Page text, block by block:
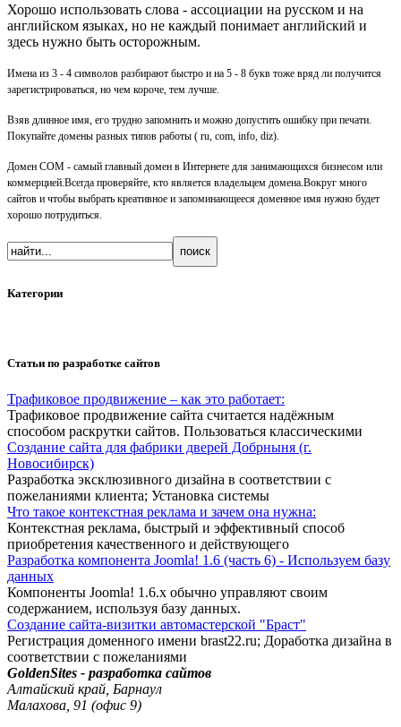
Хорошо использовать слова - ассоциации на русском и на
английском языках, но не каждый понимает английский и
здесь нужно быть осторожным.
Имена из 3 - 4 символов разбирают быстро и на 5 - 8 букв тоже вряд ли получится
зарегистрироваться, но чем короче, тем лучше.
Взяв длинное имя, его трудно запомнить и можно допустить ошибку при печати.
Покупайте домены разных типов работы ( ru, com, info, diz).
Домен COM - самый главный домен в Интернете для занимающихся бизнесом или
коммерцией.Всегда проверяйте, кто является владельцем домена.Вокруг много
сайтов и чтобы выбрать креативное и запоминающееся доменное имя нужно будет
хорошо потрудиться.
Категории
Статьи по разработке сайтов
Трафиковое продвижение – как это работает:
Трафиковое продвижение сайта считается надёжным
способом раскрутки сайтов. Пользоваться классическими
Создание сайта для фабрики дверей Добрныня (г.
Новосибирск)
Разработка эксклюзивного дизайна в соответствии с
пожеланиями клиента; Установка системы
Что такое контекстная реклама и зачем она нужна:
Контекстная реклама, быстрый и эффективный способ
приобретения качественного и действующего
Разработка компонента Joomla! 1.6 (часть 6) - Используем базу
данных
Компоненты Joomla! 1.6.x обычно управляют своим
содержанием, используя базу данных.
Создание сайта-визитки автомастерской "Браст"
Регистрация доменного имени brast22.ru; Доработка дизайна в
соответствии с пожеланиями
GoldenSites - разработка сайтов
Алтайский край, Барнаул
Малахова, 91 (офис 9)